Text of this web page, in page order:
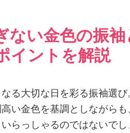
ない金色の振
イントを解説
る大切な日を彩る振袖選び
い金色を基調としながら
らっしゃるのではないでし